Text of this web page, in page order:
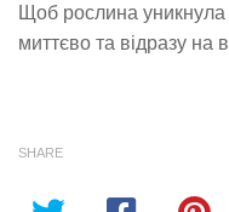
Щоб рослина уникнула
миттєво та відразу на
SHARE